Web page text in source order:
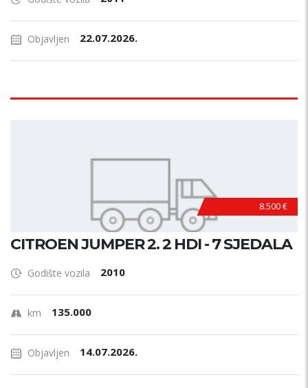
Objavljen 22.07.2026.
8.500 €
CITROEN JUMPER 2. 2 HDI - 7 SJEDALA
Godište vozila 2010
km 135.000
Objavljen 14.07.2026.